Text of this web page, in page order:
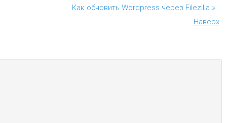
Как обновить Wordpress через Filezilla »
Наверх